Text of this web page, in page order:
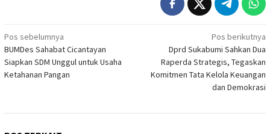
Navigasi
pos
Pos sebelumnya
BUMDes Sahabat Cicantayan
Siapkan SDM Unggul untuk Usaha
Ketahanan Pangan
Pos berikutnya
Dprd Sukabumi Sahkan Dua
Raperda Strategis, Tegaskan
Komitmen Tata Kelola Keuangan
dan Demokrasi